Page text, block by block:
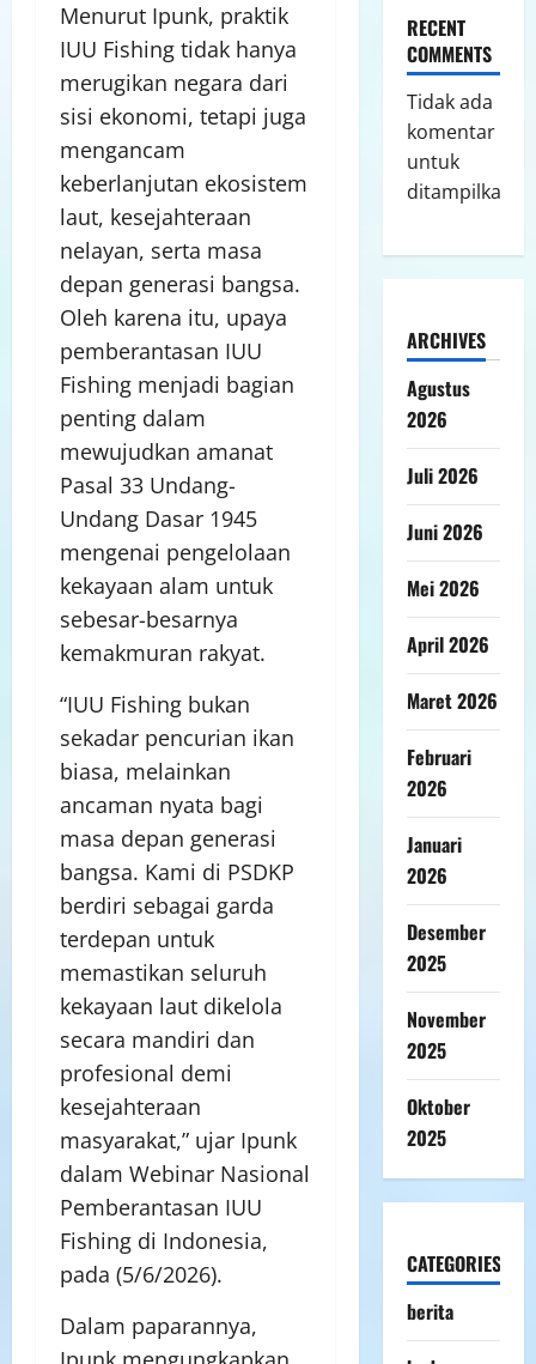
Menurut Ipunk, praktik
IUU Fishing tidak hanya
merugikan negara dari
sisi ekonomi, tetapi juga
mengancam
keberlanjutan ekosistem
laut, kesejahteraan
nelayan, serta masa
depan generasi bangsa.
Oleh karena itu, upaya
pemberantasan IUU
Fishing menjadi bagian
penting dalam
mewujudkan amanat
Pasal 33 Undang-
Undang Dasar 1945
mengenai pengelolaan
kekayaan alam untuk
sebesar-besarnya
kemakmuran rakyat.
“IUU Fishing bukan
sekadar pencurian ikan
biasa, melainkan
ancaman nyata bagi
masa depan generasi
bangsa. Kami di PSDKP
berdiri sebagai garda
terdepan untuk
memastikan seluruh
kekayaan laut dikelola
secara mandiri dan
profesional demi
kesejahteraan
masyarakat,” ujar Ipunk
dalam Webinar Nasional
Pemberantasan IUU
Fishing di Indonesia,
pada (5/6/2026).
Dalam paparannya,
RECENT
COMMENTS
Tidak ada
komentar
untuk
ditampilkan.
ARCHIVES
Agustus
2026
Juli 2026
Juni 2026
Mei 2026
April 2026
Maret 2026
Februari
2026
Januari
2026
Desember
2025
November
2025
Oktober
2025
CATEGORIES
berita